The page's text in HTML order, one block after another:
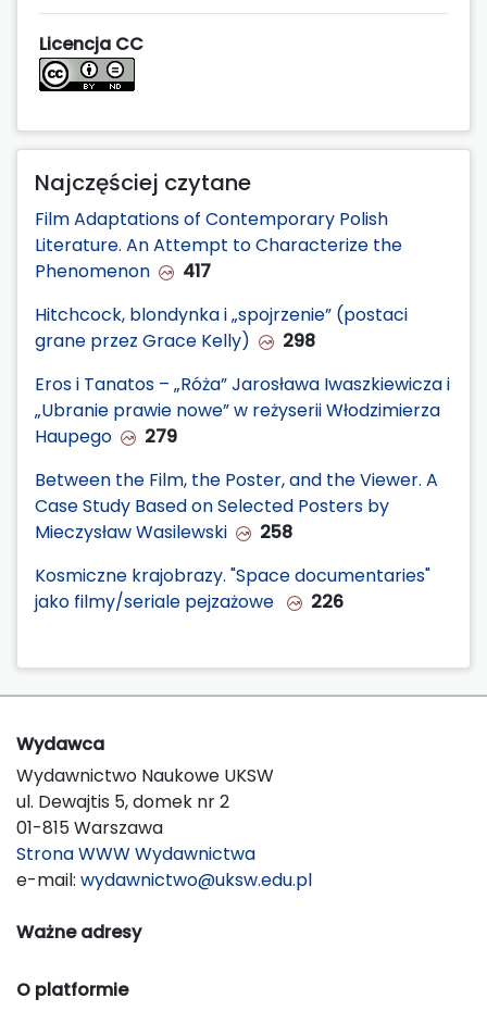
Licencja CC
Najczęściej czytane
Film Adaptations of Contemporary Polish
Literature. An Attempt to Characterize the
Phenomenon
417
Hitchcock, blondynka i „spojrzenie” (postaci
grane przez Grace Kelly)
298
Eros i Tanatos – „Róża” Jarosława Iwaszkiewicza i
„Ubranie prawie nowe” w reżyserii Włodzimierza
Haupego
279
Between the Film, the Poster, and the Viewer. A
Case Study Based on Selected Posters by
Mieczysław Wasilewski
258
Kosmiczne krajobrazy. "Space documentaries"
jako filmy/seriale pejzażowe
226
Wydawca
Wydawnictwo Naukowe UKSW
ul. Dewajtis 5, domek nr 2
01-815 Warszawa
Strona WWW Wydawnictwa
e-mail: wydawnictwo@uksw.edu.pl
Ważne adresy
O platformie